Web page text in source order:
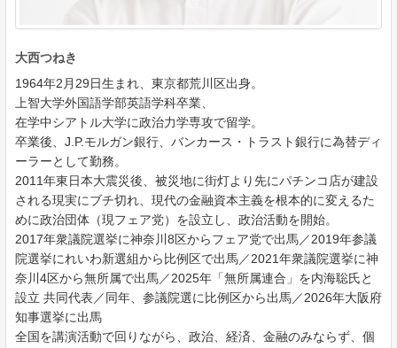
大西つねき
1964年2月29日生まれ、東京都荒川区出身。
上智大学外国語学部英語学科卒業、
在学中シアトル大学に政治力学専攻で留学。
卒業後、J.P.モルガン銀行、バンカース・トラスト銀行に為替ディ
ーラーとして勤務。
2011年東日本大震災後、被災地に街灯より先にパチンコ店が建設
される現実にブチ切れ、現代の金融資本主義を根本的に変えるた
めに政治団体（現フェア党）を設立し、政治活動を開始。
2017年衆議院選挙に神奈川8区からフェア党で出馬／2019年参議
院選挙にれいわ新選組から比例区で出馬／2021年衆議院選挙に神
奈川4区から無所属で出馬／2025年「無所属連合」を内海聡氏と
設立 共同代表／同年、参議院選に比例区から出馬／2026年大阪府
知事選挙に出馬
全国を講演活動で回りながら、政治、経済、金融のみならず、個